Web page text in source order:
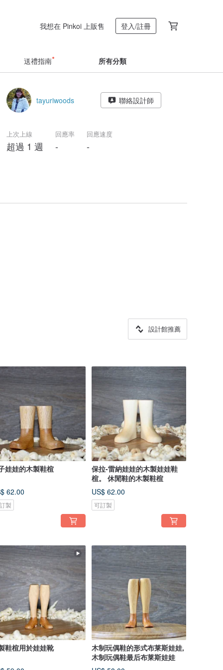
我想在 Pinkoi 上販售 登入/註冊
送禮指南 所有分類
tayuriwoods 聯絡設計師
上次上線
超過 1 週
回應率
-
回應速度
-
設計館推薦
娃娃的木製鞋楦
62.00
製
保拉-雷納娃娃的木製娃娃鞋
楦。 休閒鞋的木製鞋楦
US$ 62.00
可訂製
鞋楦用於娃娃靴
木制玩偶鞋的形式布莱斯娃娃,
木制玩偶鞋最后布莱斯娃娃